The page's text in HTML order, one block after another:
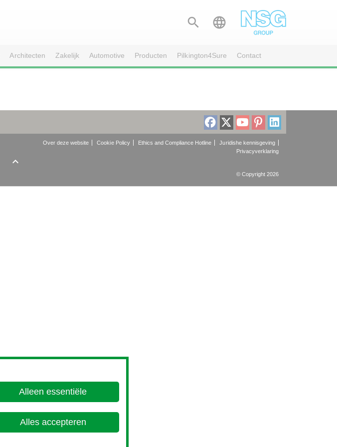
 
Architecten Zakelijk Automotive Producten Pilkington4Sure Contact
Over deze website Cookie Policy Ethics and Compliance Hotline
Juridishe kennisgeving
Privacyverklaring

© Copyright 2026
Alleen essentiële
Alles accepteren